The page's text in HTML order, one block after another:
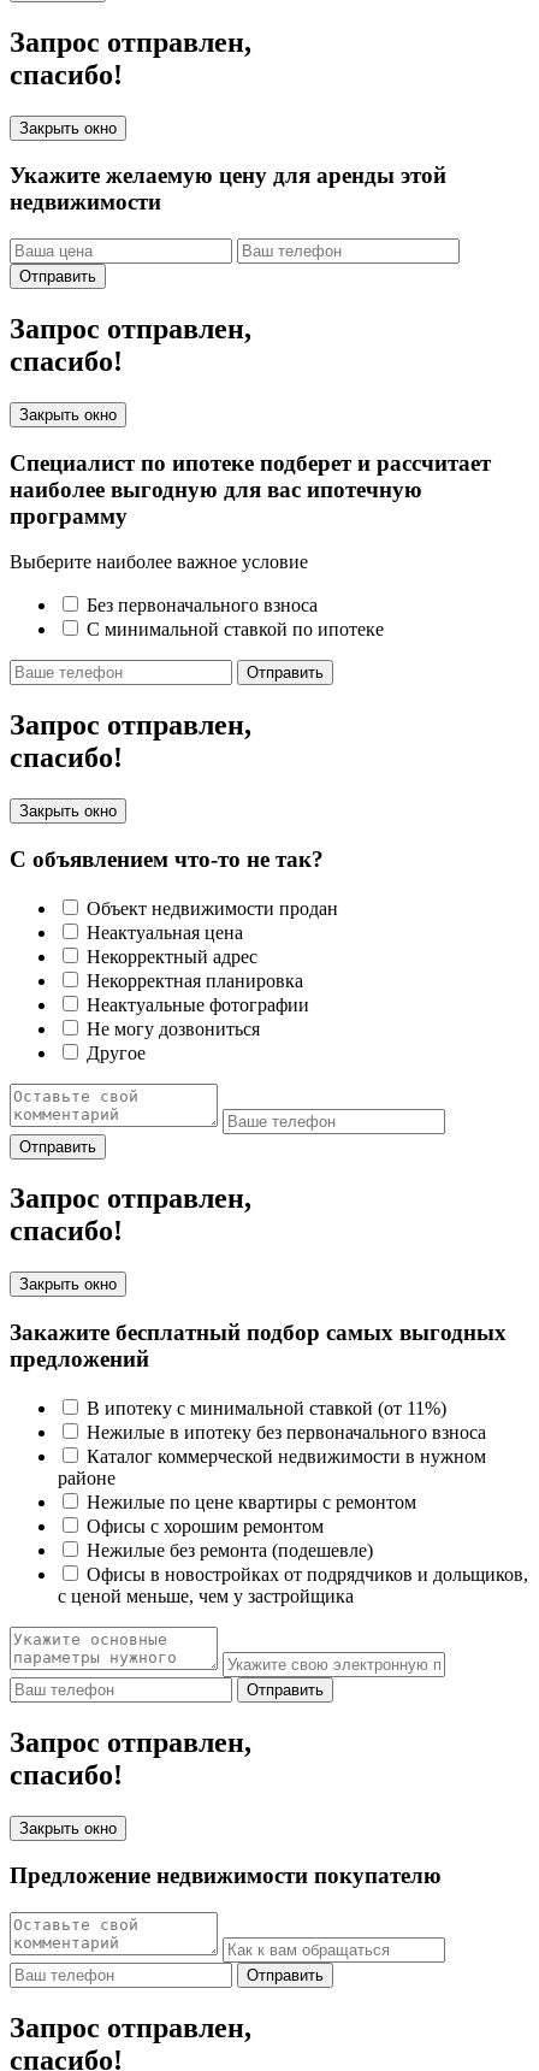
Запрос отправлен,
спасибо!
Закрыть окно
Укажите желаемую цену для аренды этой
недвижимости
Отправить
Запрос отправлен,
спасибо!
Закрыть окно
Специалист по ипотеке подберет и рассчитает
наиболее выгодную для вас ипотечную
программу
Выберите наиболее важное условие
Без первоначального взноса
С минимальной ставкой по ипотеке
Отправить
Запрос отправлен,
спасибо!
Закрыть окно
С объявлением что-то не так?
Объект недвижимости продан
Неактуальная цена
Некорректный адрес
Некорректная планировка
Неактуальные фотографии
Не могу дозвониться
Другое
Отправить
Запрос отправлен,
спасибо!
Закрыть окно
Закажите бесплатный подбор самых выгодных
предложений
В ипотеку с минимальной ставкой (от 11%)
Нежилые в ипотеку без первоначального взноса
Каталог коммерческой недвижимости в нужном
районе
Нежилые по цене квартиры с ремонтом
Офисы с хорошим ремонтом
Нежилые без ремонта (подешевле)
Офисы в новостройках от подрядчиков и дольщиков,
с ценой меньше, чем у застройщика
Отправить
Запрос отправлен,
спасибо!
Закрыть окно
Предложение недвижимости покупателю
Отправить
Запрос отправлен,
спасибо!